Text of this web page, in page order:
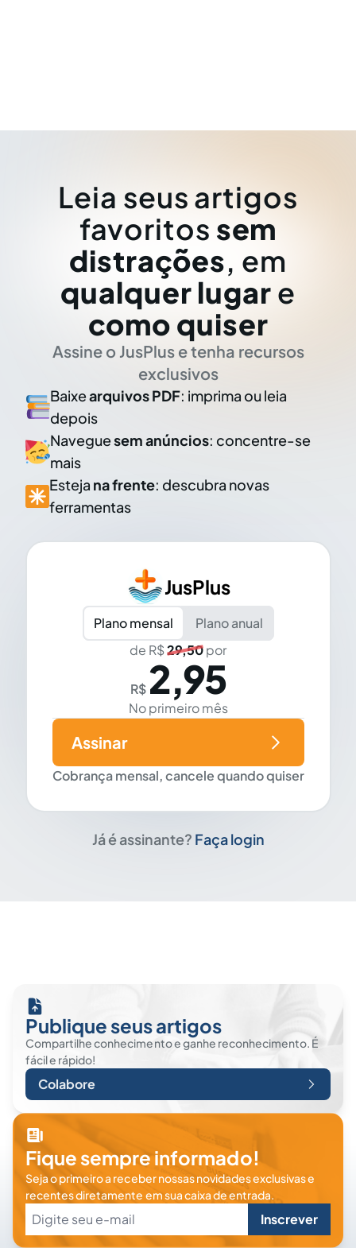
Leia seus artigos
favoritos sem
distrações, em
qualquer lugar e
como quiser
Assine o JusPlus e tenha recursos
exclusivos
Baixearquivos PDF: imprima ou leia
depois
Naveguesem anúncios: concentre-se
mais
Esteja na frente: descubra novas
ferramentas
JusPlus
Plano mensal
Plano anual
de R$29,50por
R$ 2,95
No primeiro mês
Cobrança mensal, cancele quando quiser
Assinar
Já é assinante? Faça login
Publique seus artigos
Compartilhe conhecimento e ganhe reconhecimento. É
fácil e rápido!
Colabore
Fique sempre informado!
Seja o primeiro a receber nossas novidades exclusivas e
recentes diretamente em sua caixa de entrada.
Inscrever